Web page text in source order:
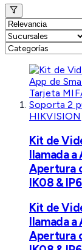
HIKVISION
Kit de
llamada
Apertura
IK08 &
Kit de
llamada
Apertura